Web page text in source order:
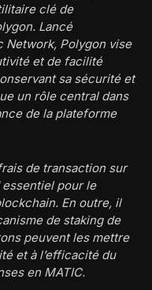
clé de
Lancé
Network, Polygon vise
et de facilité
sa sécurité et
un rôle central dans
de la plateforme
de transaction sur
pour le
En outre, il
de staking de
peuvent les mettre
et à l’efficacité du
en MATIC.